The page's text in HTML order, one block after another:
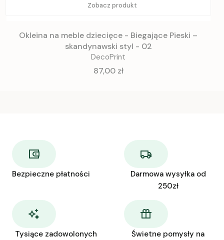
Zobacz produkt
Okleina na meble dziecięce - Biegające Pieski –
skandynawski styl - 02
DecoPrint
Cena
87,00 zł
Bezpieczne płatności
Darmowa wysyłka od
250zł
Tysiące zadowolonych
Świetne pomysły na